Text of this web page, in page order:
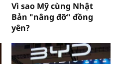
Vì sao Mỹ cùng Nhật
Bản "nâng đỡ" đồng
yên?